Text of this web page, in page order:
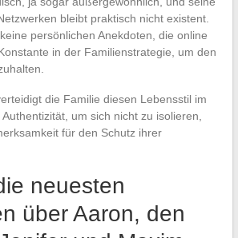
bleibt praktisch nicht existent.
persönlichen Anekdoten, die online
in der Familienstrategie, um den
die Familie diesen Lebensstil im
um sich nicht zu isolieren,
für den Schutz ihrer
neuesten
über Aaron, den